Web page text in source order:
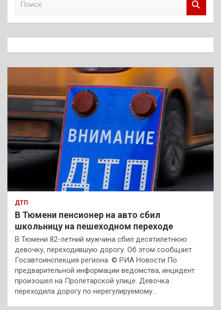
к
ДТП
В Тюмени пенсионер на авто сбил
школьницу на пешеходном переходе
В Тюмени 82-летний мужчина сбил десятилетнюю
девочку, переходившую дорогу. Об этом сообщает
Госавтоинспекция региона. © РИА Новости По
предварительной информации ведомства, инцидент
произошел на Пролетарской улице. Девочка
переходила дорогу по нерегулируемому…